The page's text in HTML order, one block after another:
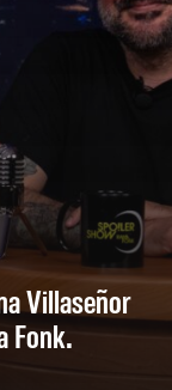
Villaseñor
Fonk.